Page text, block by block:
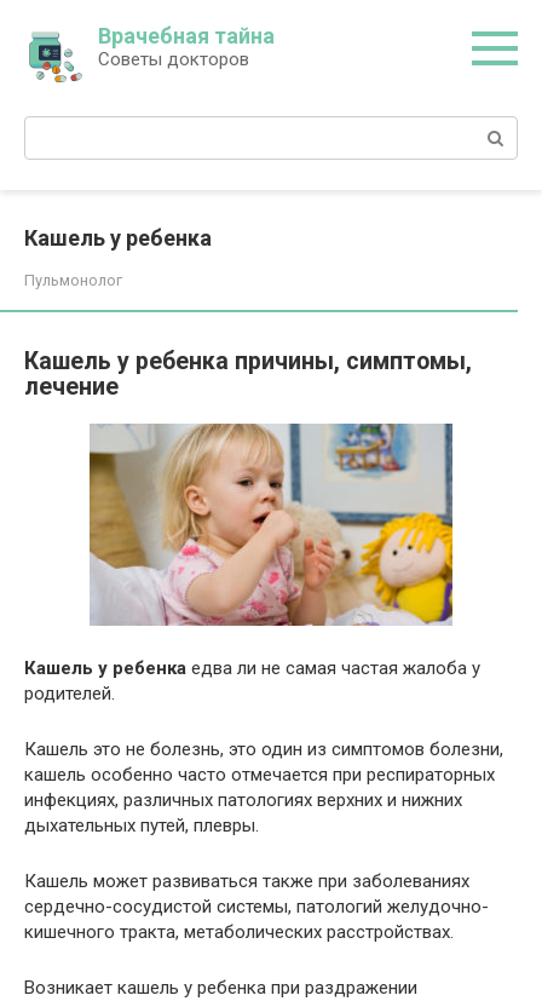
контенту
Врачебная тайна
Советы докторов
Поиск:
Кашель у ребенка
Пульмонолог
Кашель у ребенка причины, симптомы,
лечение
Кашель у ребенка едва ли не самая частая жалоба у
родителей.
Кашель это не болезнь, это один из симптомов болезни,
кашель особенно часто отмечается при респираторных
инфекциях, различных патологиях верхних и нижних
дыхательных путей, плевры.
Кашель может развиваться также при заболеваниях
сердечно-сосудистой системы, патологий желудочно-
кишечного тракта, метаболических расстройствах.
Возникает кашель у ребенка при раздражении